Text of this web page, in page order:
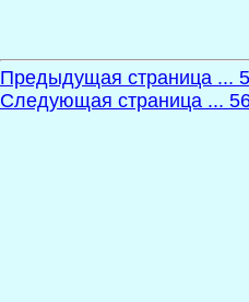
Предыдущая страница ...
Следующая страница ...